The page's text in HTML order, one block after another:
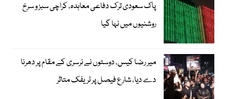
پاک سعودی ترک دفاعی معاہدہ، کراچی سبز و سرخ
روشنیوں میں نہا گیا
میر رضا کیس، دوستوں نے نرسری کے مقام پر دھرنا
دے دیا، شارع فیصل پر ٹریفک متاثر